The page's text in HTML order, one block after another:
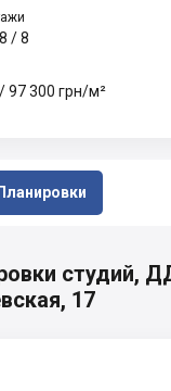
Планировки
/8
/ 97 300 грн/м²
студий,
17